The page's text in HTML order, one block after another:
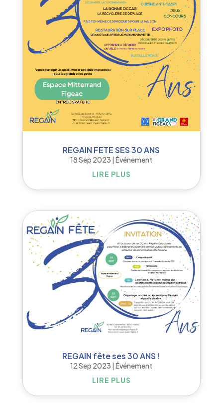
REGAIN FETE SES 30 ANS
18 Sep 2023 |Événement
LIRE PLUS
REGAIN fête ses 30 ANS !
12 Sep 2023 |Événement
LIRE PLUS